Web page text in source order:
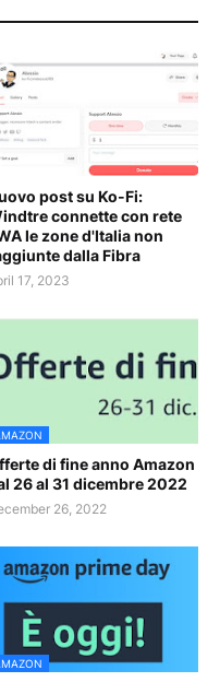
post su Ko-Fi:
connette con rete
le zone d'Italia non
dalla Fibra
17, 2023
di fine anno Amazon
26 al 31 dicembre 2022
26, 2022